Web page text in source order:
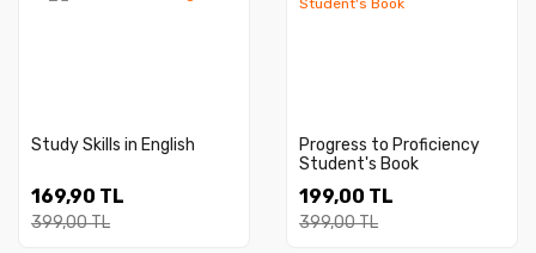
Study Skills in English
169,90 TL
399,00 TL
Progress to Proficiency
Student's Book
199,00 TL
399,00 TL